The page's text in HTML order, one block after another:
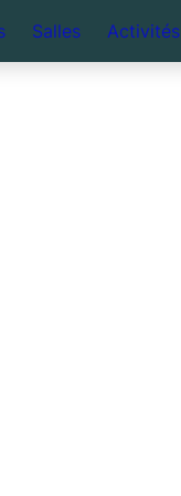
Salles Activités